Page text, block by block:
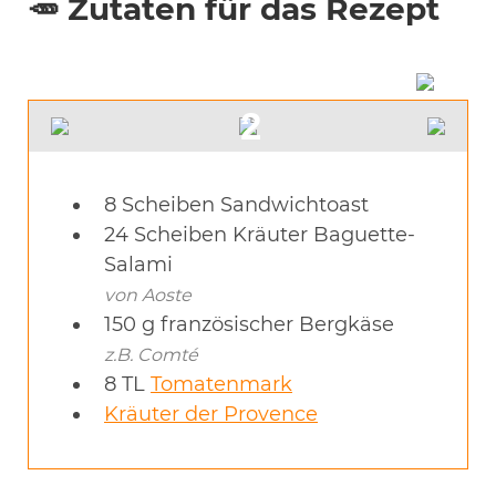
🥕 Zutaten für das Rezept
8 Scheiben Sandwichtoast
24 Scheiben Kräuter Baguette-
Salami
von Aoste
150 g französischer Bergkäse
z.B. Comté
8 TL Tomatenmark
Kräuter der Provence